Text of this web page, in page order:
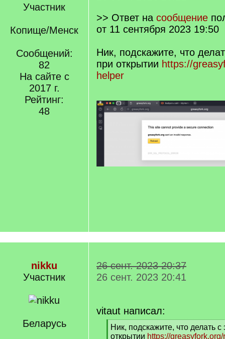
Участник
Копище/Менск
Сообщений:
82
На сайте с
2017 г.
Рейтинг:
48
>> Ответ на сообщение
от 11 сентября 2023 19:50
Ник, подскажите, что
при открытии https://
helper
nikku
Участник
Беларусь
26 сент. 2023 20:37
26 сент. 2023 20:41
vitaut написал:
[
q
Ник, подскажите, что делать
открытии https://